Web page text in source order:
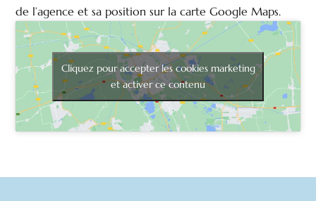
de l’agence et sa position sur la carte Google Maps.
Cliquez pour accepter les cookies marketing
et activer ce contenu